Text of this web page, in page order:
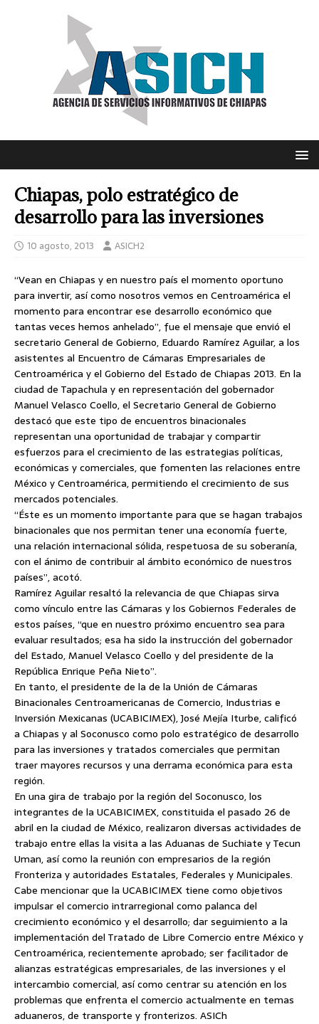
Chiapas, polo estratégico de
desarrollo para las inversiones
10 agosto, 2013 ASICH2
“Vean en Chiapas y en nuestro país el momento oportuno
para invertir, así como nosotros vemos en Centroamérica el
momento para encontrar ese desarrollo económico que
tantas veces hemos anhelado”, fue el mensaje que envió el
secretario General de Gobierno, Eduardo Ramírez Aguilar, a los
asistentes al Encuentro de Cámaras Empresariales de
Centroamérica y el Gobierno del Estado de Chiapas 2013. En la
ciudad de Tapachula y en representación del gobernador
Manuel Velasco Coello, el Secretario General de Gobierno
destacó que este tipo de encuentros binacionales
representan una oportunidad de trabajar y compartir
esfuerzos para el crecimiento de las estrategias políticas,
económicas y comerciales, que fomenten las relaciones entre
México y Centroamérica, permitiendo el crecimiento de sus
mercados potenciales.
“Éste es un momento importante para que se hagan trabajos
binacionales que nos permitan tener una economía fuerte,
una relación internacional sólida, respetuosa de su soberanía,
con el ánimo de contribuir al ámbito económico de nuestros
países”, acotó.
Ramírez Aguilar resaltó la relevancia de que Chiapas sirva
como vínculo entre las Cámaras y los Gobiernos Federales de
estos países, “que en nuestro próximo encuentro sea para
evaluar resultados; esa ha sido la instrucción del gobernador
del Estado, Manuel Velasco Coello y del presidente de la
República Enrique Peña Nieto”.
En tanto, el presidente de la de la Unión de Cámaras
Binacionales Centroamericanas de Comercio, Industrias e
Inversión Mexicanas (UCABICIMEX), José Mejía Iturbe, calificó
a Chiapas y al Soconusco como polo estratégico de desarrollo
para las inversiones y tratados comerciales que permitan
traer mayores recursos y una derrama económica para esta
región.
En una gira de trabajo por la región del Soconusco, los
integrantes de la UCABICIMEX, constituida el pasado 26 de
abril en la ciudad de México, realizaron diversas actividades de
trabajo entre ellas la visita a las Aduanas de Suchiate y Tecun
Uman, así como la reunión con empresarios de la región
Fronteriza y autoridades Estatales, Federales y Municipales.
Cabe mencionar que la UCABICIMEX tiene como objetivos
impulsar el comercio intrarregional como palanca del
crecimiento económico y el desarrollo; dar seguimiento a la
implementación del Tratado de Libre Comercio entre México y
Centroamérica, recientemente aprobado; ser facilitador de
alianzas estratégicas empresariales, de las inversiones y el
intercambio comercial, así como centrar su atención en los
problemas que enfrenta el comercio actualmente en temas
aduaneros, de transporte y fronterizos. ASICh